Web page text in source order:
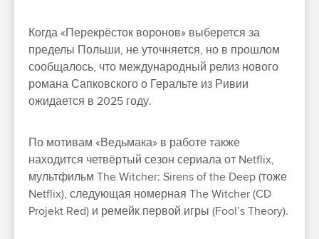
Когда «Перекрёсток воронов» выберется за
пределы Польши, не уточняется, но в прошлом
сообщалось, что международный релиз нового
романа Сапковского о Геральте из Ривии
ожидается в 2025 году.
По мотивам «Ведьмака» в работе также
находится четвёртый сезон сериала от Netflix,
мультфильм The Witcher: Sirens of the Deep (тоже
Netflix), следующая номерная The Witcher (CD
Projekt Red) и ремейк первой игры (Fool’s Theory).